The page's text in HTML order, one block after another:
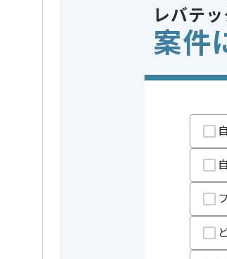
この案件のポイント 業界
業務内容
特徴
IT、DXソリューション支援事業
今回はメガバンク海外子会社向け
プリセールスとしての実務経験を
基本的には常駐での作業を見込ん
レバテ
案件